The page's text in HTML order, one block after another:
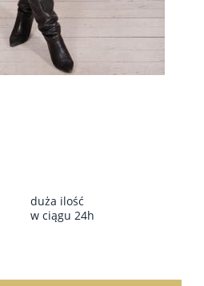
duża ilość
w ciągu 24h